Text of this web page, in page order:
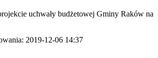
uchwały budżetowej Gminy Raków na
2019-12-06 14:37